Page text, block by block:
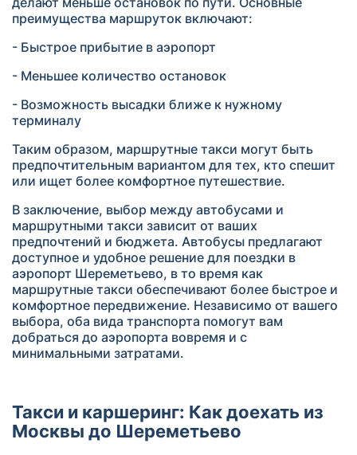
преимущества маршруток включают:
- Быстрое прибытие в аэропорт
- Меньшее количество остановок
- Возможность высадки ближе к нужному
терминалу
Таким образом, маршрутные такси могут быть
предпочтительным вариантом для тех, кто спешит
или ищет более комфортное путешествие.
В заключение, выбор между автобусами и
маршрутными такси зависит от ваших
предпочтений и бюджета. Автобусы предлагают
доступное и удобное решение для поездки в
аэропорт Шереметьево, в то время как
маршрутные такси обеспечивают более быстрое и
комфортное передвижение. Независимо от вашего
выбора, оба вида транспорта помогут вам
добраться до аэропорта вовремя и с
минимальными затратами.
Такси и каршеринг: Как доехать из
Москвы до Шереметьево